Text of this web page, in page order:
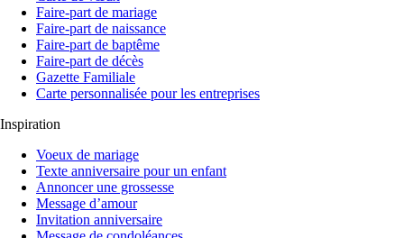
Faire-part de mariage
Faire-part de naissance
Faire-part de baptême
Faire-part de décès
Gazette Familiale
Carte personnalisée pour les entreprises
Inspiration
Voeux de mariage
Texte anniversaire pour un enfant
Annoncer une grossesse
Message d’amour
Invitation anniversaire